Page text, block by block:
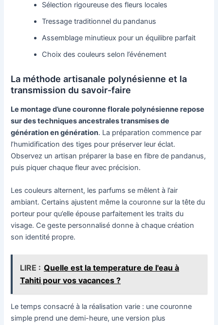
Sélection rigoureuse des fleurs locales
Tressage traditionnel du pandanus
Assemblage minutieux pour un équilibre parfait
Choix des couleurs selon l’événement
La méthode artisanale polynésienne et la
transmission du savoir-faire
Le montage d’une couronne florale polynésienne repose
sur des techniques ancestrales transmises de
génération en génération. La préparation commence par
l’humidification des tiges pour préserver leur éclat.
Observez un artisan préparer la base en fibre de pandanus,
puis piquer chaque fleur avec précision.
Les couleurs alternent, les parfums se mêlent à l’air
ambiant. Certains ajustent même la couronne sur la tête du
porteur pour qu’elle épouse parfaitement les traits du
visage. Ce geste personnalisé donne à chaque création
son identité propre.
LIRE : Quelle est la temperature de l'eau à
Tahiti pour vos vacances ?
Le temps consacré à la réalisation varie : une couronne
simple prend une demi-heure, une version plus